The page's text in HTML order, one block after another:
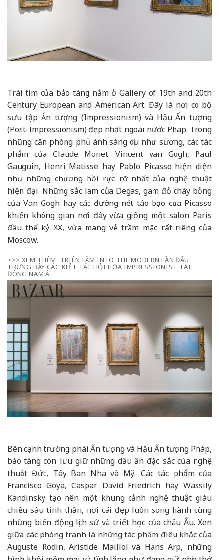
Trái tim của bảo tàng nằm ở Gallery of 19th and 20th
Century European and American Art. Đây là nơi có bộ
sưu tập Ấn tượng (Impressionism) và Hậu Ấn tượng
(Post-Impressionism) đẹp nhất ngoài nước Pháp. Trong
những căn phòng phủ ánh sáng dịu như sương, các tác
phẩm của Claude Monet,Vincent van Gogh, Paul
Gauguin, Henri Matisse hay Pablo Picasso hiện diện
như những chương hồi rực rỡ nhất của nghệ thuật
hiện đại. Những sắc lam của Degas, gam đỏ cháy bỏng
của Van Gogh hay các đường nét táo bạo của Picasso
khiến không gian nơi đây vừa giống một salon Paris
đầu thế kỷ XX, vừa mang vẻ trầm mặc rất riêng của
Moscow.
>>> XEM THÊM: TRIÊN LÃM INTO THE MODERN LẦN ĐẦU
TRƯNG BÀY CÁC KIỆT TÁC HỘI HỌA IMPRESSIONIST TẠI
ĐÔNG NAM Á
Bên cạnh trường phái Ấn tượng và Hậu Ấn tượng Pháp,
bảo tàng còn lưu giữ những dấu ấn đặc sắc của nghệ
thuật Đức, Tây Ban Nha và Mỹ. Các tác phẩm của
Francisco Goya, Caspar David Friedrich hayWassily
Kandinsky tạo nên một khung cảnh nghệ thuật giàu
chiều sâu tinh thần, nơi cái đẹp luôn song hành cùng
những biến động lịch sử và triết học của châu Âu. Xen
giữa các phòng tranh là những tác phẩm điêu khắc của
Auguste Rodin,Aristide Maillol và Hans Arp, những